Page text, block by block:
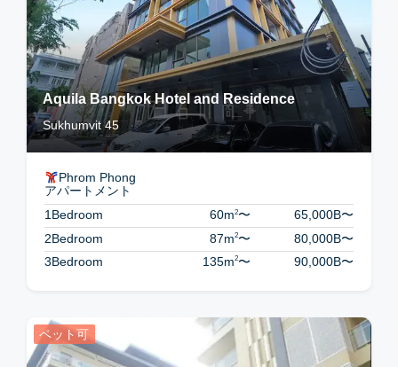
Aquila Bangkok Hotel and Residence
Sukhumvit 45
Phrom Phong
アパートメント
1Bedroom
60m2〜 65,000B〜
2Bedroom
87m2〜 80,000B〜
3Bedroom
135m2〜 90,000B〜
ペット可